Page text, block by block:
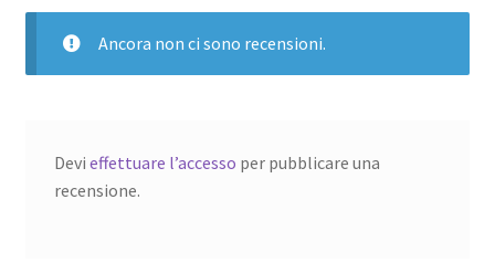
Ancora non ci sono recensioni.
Devi effettuare l’accesso per pubblicare una
recensione.